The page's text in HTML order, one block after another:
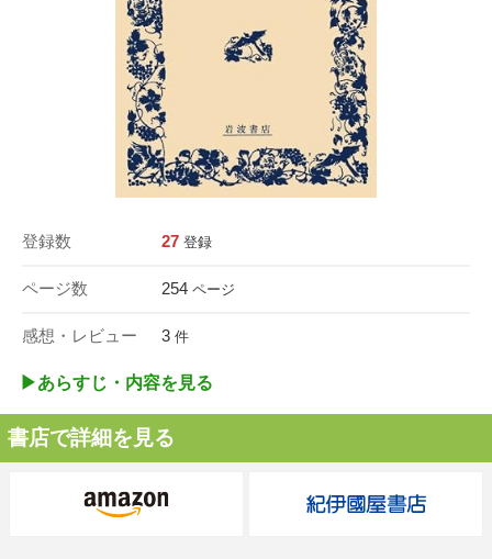
登録数 27 登録
ページ数 254 ページ
感想・レビュー 3 件
▶︎あらすじ・内容を見る
書店で詳細を見る